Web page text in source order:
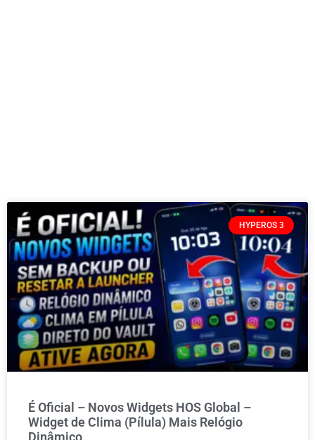
HYPEROS 3
É Oficial – Novos Widgets HOS Global –
Widget de Clima (Pílula) Mais Relógio
Dinâmico